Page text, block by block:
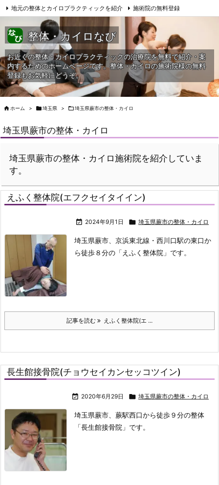
地元の整体とカイロプラクティックを紹介 施術院の無料登録
サイトマップ 当HPへの問合せ
整体・カイロなび
お近くの整体・カイロプラクティックの治療院を無料で紹介・案
内するためのホームページです。整体・カイロの施術院様の無料
登録もお気軽にどうぞ。
 ホーム > 埼玉県 > 埼玉県蕨市の整体・カイロ
埼玉県蕨市の整体・カイロ
埼玉県蕨市の整体・カイロ施術院を紹介していま
す。
えふく整体院(エフクセイタイイン)
 2024年9月1日  埼玉県蕨市の整体・カイロ
埼玉県蕨市、京浜東北線・西川口駅の東口か
ら徒歩８分の「えふく整体院」です。
記事を読む えふく整体院(エ ...
長生館接骨院(チョウセイカンセッコツイン)
 2020年6月29日  埼玉県蕨市の整体・カイロ
埼玉県蕨市、蕨駅西口から徒歩９分の整体
「長生館接骨院」です。